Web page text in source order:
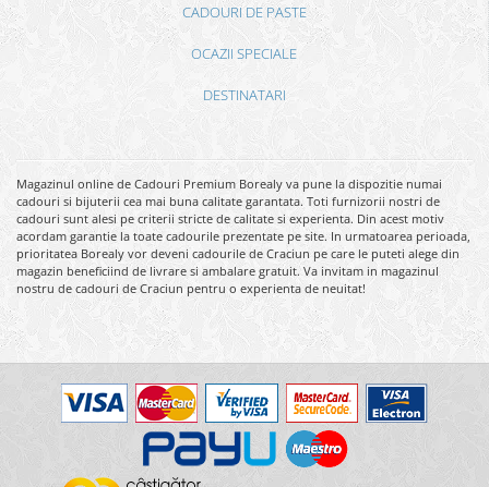
CADOURI DE PASTE
OCAZII SPECIALE
DESTINATARI
Magazinul online de Cadouri Premium Borealy va pune la dispozitie numai
cadouri si bijuterii cea mai buna calitate garantata. Toti furnizorii nostri de
cadouri sunt alesi pe criterii stricte de calitate si experienta. Din acest motiv
acordam garantie la toate cadourile prezentate pe site. In urmatoarea perioada,
prioritatea Borealy vor deveni cadourile de Craciun pe care le puteti alege din
magazin beneficiind de livrare si ambalare gratuit. Va invitam in magazinul
nostru de cadouri de Craciun pentru o experienta de neuitat!